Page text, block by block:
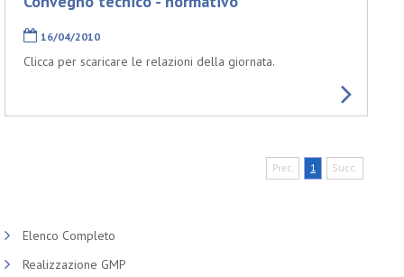
16/04/2010
Clicca per scaricare le relazioni della giornata.
Prec. 1 Succ.
Elenco Completo
Realizzazione GMP